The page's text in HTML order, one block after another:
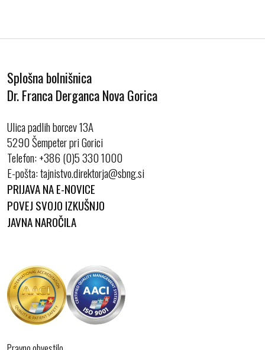
Splošna bolnišnica
Dr. Franca Derganca Nova Gorica
Ulica padlih borcev 13A
5290 Šempeter pri Gorici
Telefon:+386 (0)5 330 1000
E-pošta:
PRIJAVA NA E-NOVICE
POVEJ SVOJO IZKUŠNJO
JAVNA NAROČILA